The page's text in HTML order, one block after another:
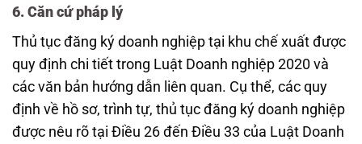
6. Căn cứ pháp lý
Thủ tục đăng ký doanh nghiệp tại khu chế xuất được
quy định chi tiết trong Luật Doanh nghiệp 2020 và
các văn bản hướng dẫn liên quan. Cụ thể, các quy
định về hồ sơ, trình tự, thủ tục đăng ký doanh nghiệp
được nêu rõ tại Điều 26 đến Điều 33 của Luật Doanh